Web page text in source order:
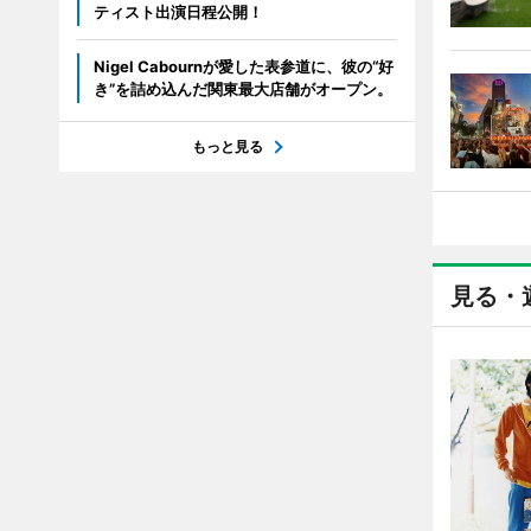
見る・
ティスト出演日程公開！
Nigel Cabournが愛した表参道に、彼の“好
き”を詰め込んだ関東最大店舗がオープン。
もっと見る